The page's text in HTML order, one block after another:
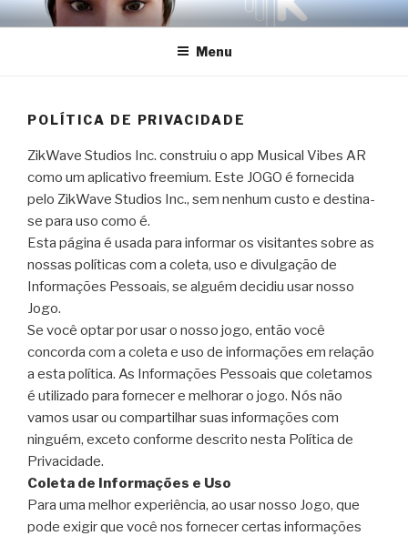
Skip
to
ZIKWAVE STUDIOS INC.
Menu
POLÍTICA DE PRIVACIDADE
ZikWave Studios Inc. construiu o app Musical Vibes AR
como um aplicativo freemium. Este JOGO é fornecida
pelo ZikWave Studios Inc., sem nenhum custo e destina-
se para uso como é.
Esta página é usada para informar os visitantes sobre as
nossas políticas com a coleta, uso e divulgação de
Informações Pessoais, se alguém decidiu usar nosso
Jogo.
Se você optar por usar o nosso jogo, então você
concorda com a coleta e uso de informações em relação
a esta política. As Informações Pessoais que coletamos
é utilizado para fornecer e melhorar o jogo. Nós não
vamos usar ou compartilhar suas informações com
ninguém, exceto conforme descrito nesta Política de
Privacidade.
Coleta de Informações e Uso
Para uma melhor experiência, ao usar nosso Jogo, que
pode exigir que você nos fornecer certas informações